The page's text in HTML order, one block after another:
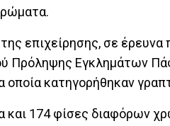
επιχείρησης, σε
Πρόληψης Εγκλημάτων
οποία κατηγορήθηκαν
και 174 φίσες διαφόρων